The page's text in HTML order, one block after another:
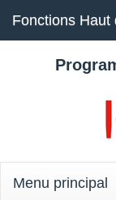
Fonctions Haut
Menu principal